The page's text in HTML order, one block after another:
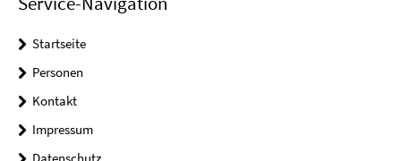
Startseite
Personen
Kontakt
Impressum